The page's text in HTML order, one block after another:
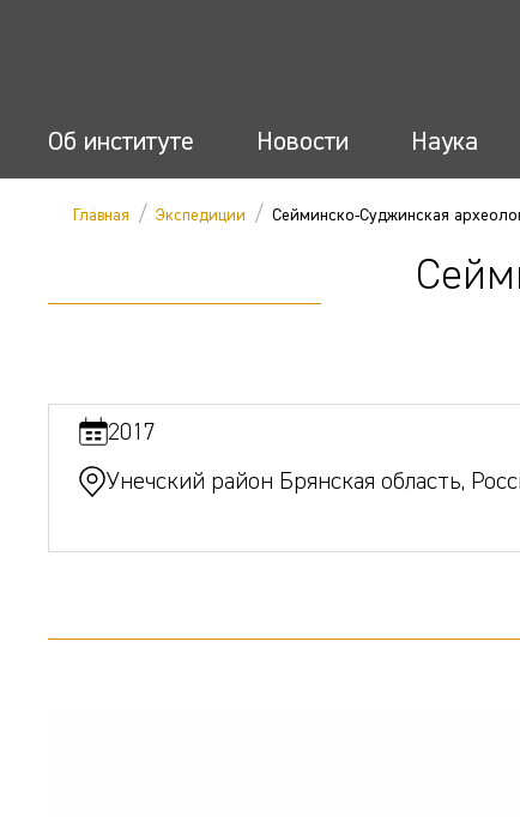
Об институте Новости Наука
Главная / Экспедиции / Сейминско-Суджинская
2017
Унечский район Брянская область,